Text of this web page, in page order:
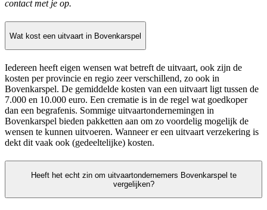
contact met je op.
Wat kost een uitvaart in Bovenkarspel
Iedereen heeft eigen wensen wat betreft de uitvaart, ook zijn de
kosten per provincie en regio zeer verschillend, zo ook in
Bovenkarspel. De gemiddelde kosten van een uitvaart ligt tussen de
7.000 en 10.000 euro. Een crematie is in de regel wat goedkoper
dan een begrafenis. Sommige uitvaartondernemingen in
Bovenkarspel bieden pakketten aan om zo voordelig mogelijk de
wensen te kunnen uitvoeren. Wanneer er een uitvaart verzekering is
dekt dit vaak ook (gedeeltelijke) kosten.
Heeft het echt zin om uitvaartondernemers Bovenkarspel te
vergelijken?